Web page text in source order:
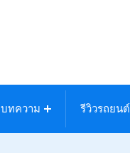
บทความ รีวิวรถยนต์